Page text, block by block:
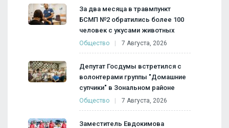
За два месяца в травмпункт
БСМП №2 обратились более 100
человек с укусами животных
Общество 7 Августа, 2026
Депутат Госдумы встретился с
волонтерами группы "Домашние
супчики" в Зональном районе
Общество 7 Августа, 2026
Заместитель Евдокимова